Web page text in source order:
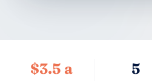
$3.5 a
5